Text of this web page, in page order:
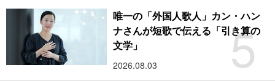
5
唯一の「外国人歌人」カン・ハン
ナさんが短歌で伝える「引き算の
文学」
2026.08.03